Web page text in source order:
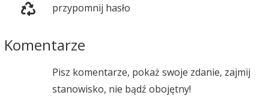
przypomnij hasło
Komentarze
Pisz komentarze, pokaż swoje zdanie, zajmij
stanowisko, nie bądź obojętny!